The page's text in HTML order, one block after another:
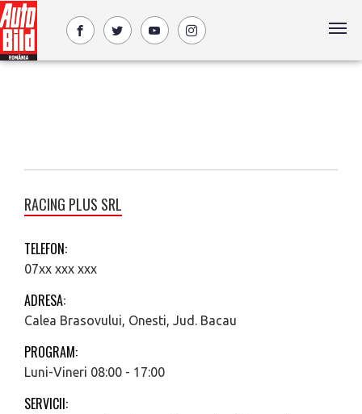
RACING PLUS SRL
TELEFON:
07xx xxx xxx
ADRESA:
Calea Brasovului, Onesti, Jud. Bacau
PROGRAM:
Luni-Vineri 08:00 - 17:00
SERVICII: